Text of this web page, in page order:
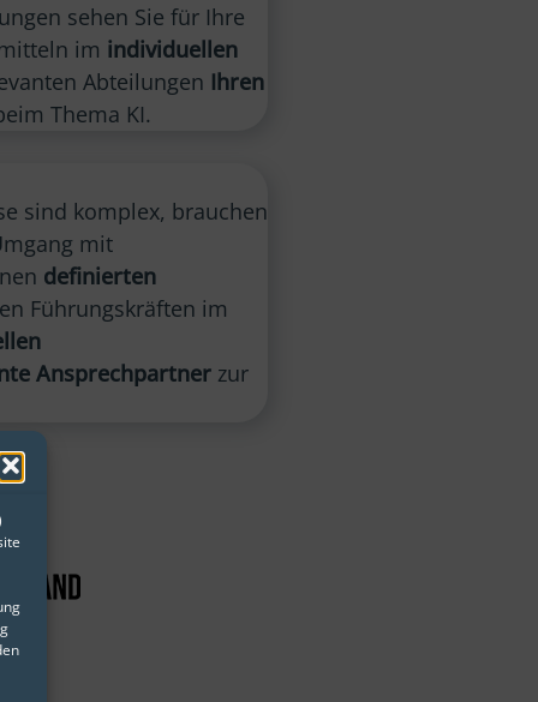
sehen Sie für Ihre
im individuellen
Abteilungen Ihren
Thema KI.
sind komplex, brauchen
mit
definierten
Führungskräften im
Ansprechpartnerzur